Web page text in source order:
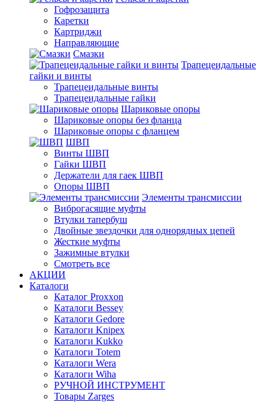
Гофрозащита
Каретки
Картриджи
Направляющие
Смазки
Трапецеидальные
гайки и винты
Трапецеидальные винты
Трапецеидальные гайки
Шариковые опоры
Шариковые опоры без фланца
Шариковые опоры с фланцем
ШВП
Винты ШВП
Гайки ШВП
Держатели для гаек ШВП
Опоры ШВП
Элементы трансмиссии
Виброгасящие муфты
Втулки тапербуш
Двойные звездочки для однорядных цепей
Жесткие муфты
Зажимные втулки
Смотреть все
АКЦИИ
Каталоги
Каталог Proxxon
Каталоги Bessey
Каталоги Gedore
Каталоги Knipex
Каталоги Kukko
Каталоги Totem
Каталоги Wera
Каталоги Wiha
РУЧНОЙ ИНСТРУМЕНТ
Товары Zarges